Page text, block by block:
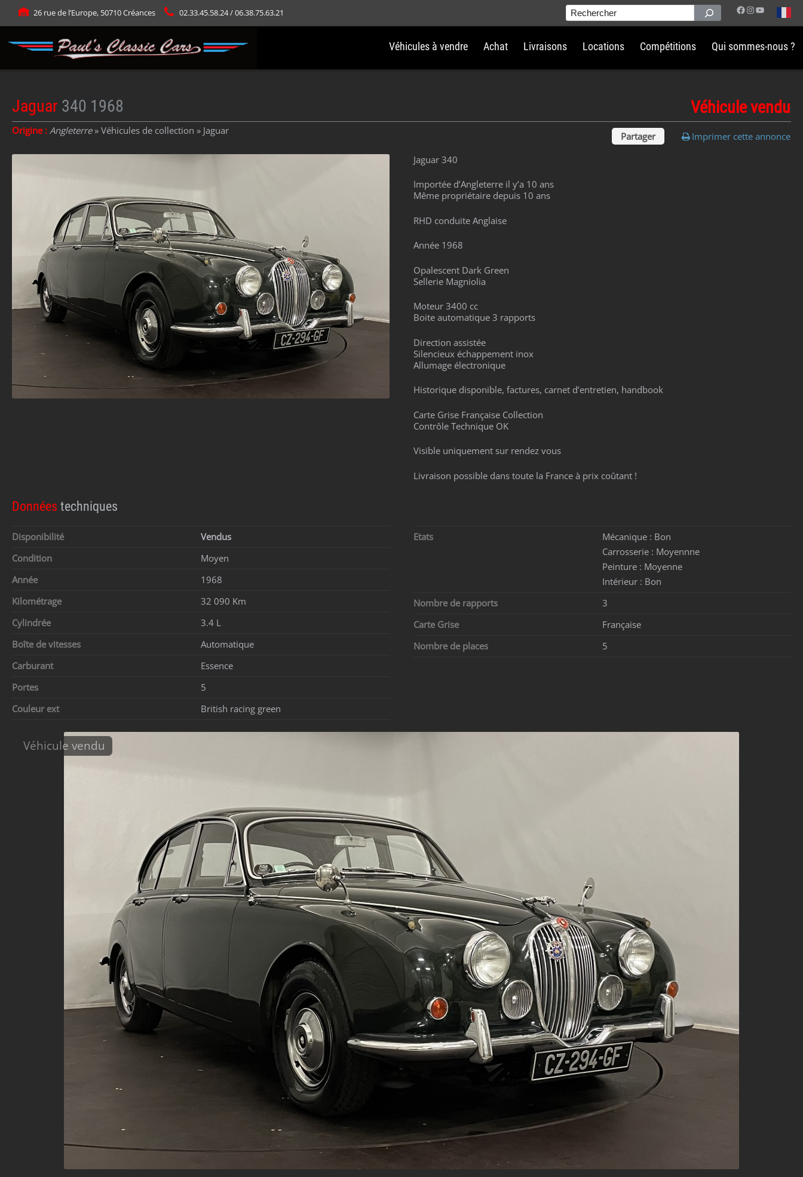
26 rue de l’Europe, 50710 Créances 02.33.45.58.24 / 06.38.75.63.21 Facebook
Instagram
YouTube
Rechercher
Véhicules à vendre Achat Livraisons Locations Compétitions Qui sommes-nous ?
Jaguar 340 1968 Véhicule vendu
Origine : Angleterre» Véhicules de collection » Jaguar Partager
Imprimer cette annonce
Jaguar 340
Importée d’Angleterre il y’a 10 ans
Même propriétaire depuis 10 ans
RHD conduite Anglaise
Année 1968
Opalescent Dark Green
Sellerie Magniolia
Moteur 3400 cc
Boite automatique 3 rapports
Direction assistée
Silencieux échappement inox
Allumage électronique
Historique disponible, factures, carnet d’entretien, handbook
Carte Grise Française Collection
Contrôle Technique OK
Visible uniquement sur rendez vous
Livraison possible dans toute la France à prix coûtant !
Données techniques
Disponibilité
Vendus
Condition
Moyen
Année
1968
Kilométrage
32 090 Km
Cylindrée
3.4 L
Boîte de vitesses
Automatique
Carburant
Essence
Portes
5
Couleur ext
British racing green
Etats Mécanique : Bon
Carrosserie : Moyennne
Peinture : Moyenne
Intérieur : Bon
Nombre de rapports
3
Carte Grise
Française
Nombre de places
5
Véhicule vendu
Panneau de gestion des cookies